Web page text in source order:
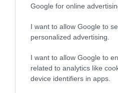
Google for online
I want to allow Google to
personalized advertising.
I want to allow Google to
related to analytics like
device identifiers in apps.